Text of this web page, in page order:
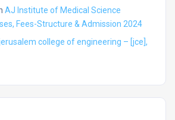
AJ Institute of Medical Science
Fees-Structure & Admission 2024
college of engineering – [jce],